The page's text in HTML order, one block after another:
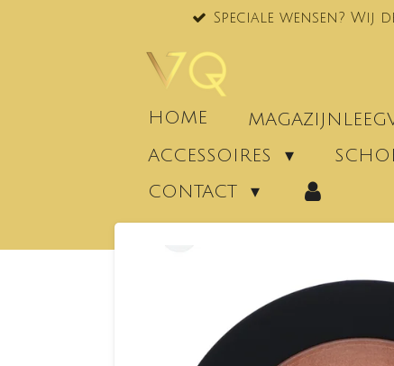
Speciale wensen? Wij
HOME
ACCESSOIRES
CONTACT